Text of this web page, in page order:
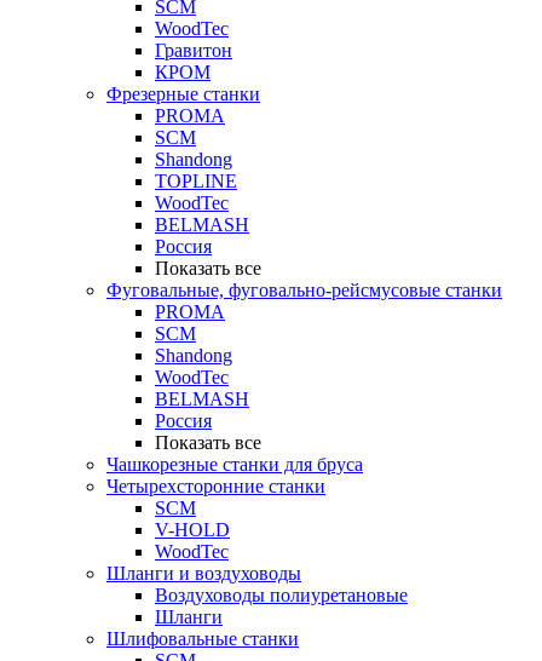
SCM
WoodTec
Гравитон
КРОМ
Фрезерные станки
PROMA
SCM
Shandong
TOPLINE
WoodTec
BELMASH
Россия
Показать все
Фуговальные, фуговально-рейсмусовые станки
PROMA
SCM
Shandong
WoodTec
BELMASH
Россия
Показать все
Чашкорезные станки для бруса
Четырехсторонние станки
SCM
V-HOLD
WoodTec
Шланги и воздуховоды
Воздуховоды полиуретановые
Шланги
Шлифовальные станки